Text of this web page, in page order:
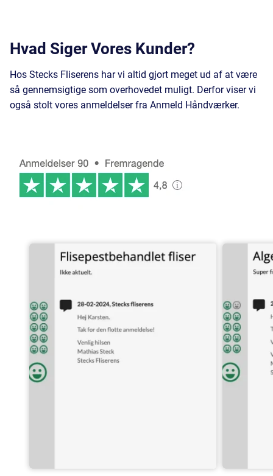
Hvad Siger Vores Kunder?
Hos Stecks Fliserens har vi altid gjort meget ud af at være
så gennemsigtige som overhovedet muligt. Derfor viser vi
også stolt vores anmeldelser fra Anmeld Håndværker.